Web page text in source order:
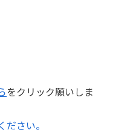
をクリック願いしま
さい。